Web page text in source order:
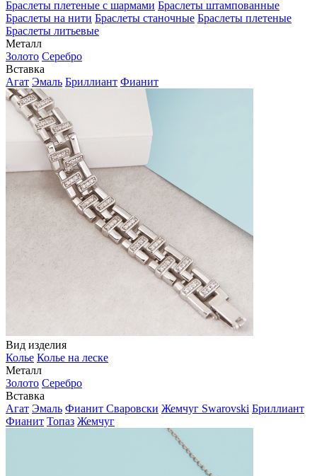
Браслеты плетеные с шармами Браслеты штампованные
Браслеты на нити Браслеты станочные Браслеты плетеные
Браслеты литьевые
Металл
Золото Серебро
Вставка
Агат Эмаль Бриллиант Фианит
Вид изделия
Колье Колье на леске
Металл
Золото Серебро
Вставка
Агат Эмаль Фианит Сваровски Жемчуг Swarovski Бриллиант
Фианит Топаз Жемчуг